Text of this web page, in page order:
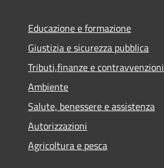
Educazione e formazione
Giustizia e sicurezza pubblica
Tributi,finanze e contravvenzioni
Ambiente
Salute, benessere e assistenza
Autorizzazioni
Agricoltura e pesca